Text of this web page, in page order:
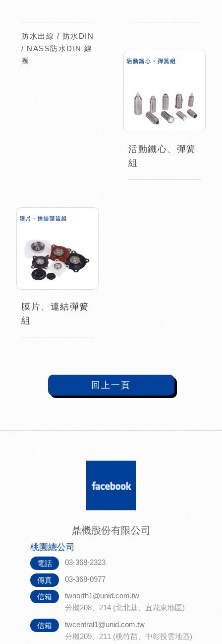
防水出線 / 防水DIN
/ NASS防水DIN 線
圈
活動鐵心、彈簧
組
膜片、連結彈簧
組
回上一頁
鼎機股份有限公司
桃園總公司
電話 03-368-2323
傳真 03-368-0977
信箱
twnorth1@unid.com.tw
分機208、214 (北北基、宜花東地區)
信箱
twcentral1@unid.com.tw
分機209、211 (桃竹苗、中彰投雲地區)